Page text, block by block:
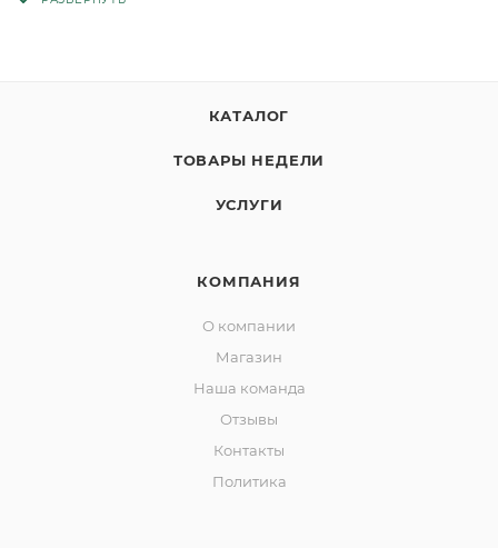
КАТАЛОГ
ТОВАРЫ НЕДЕЛИ
УСЛУГИ
КОМПАНИЯ
О компании
Магазин
Наша команда
Отзывы
Контакты
Политика